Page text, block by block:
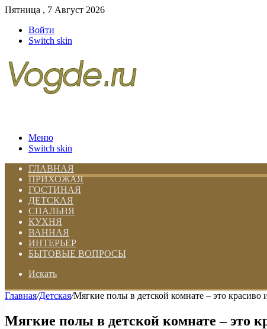
Пятница , 7 Август 2026
Войти
Switch skin
Меню
Switch skin
ГЛАВНАЯ
ПРИХОЖАЯ
ГОСТИНАЯ
ДЕТСКАЯ
СПАЛЬНЯ
КУХНЯ
ВАННАЯ
ИНТЕРЬЕР
БЫТОВЫЕ ВОПРОСЫ
Искать
Главная/Детская/Мягкие полы в детской комнате – это красиво
Мягкие полы в детской комнате – это